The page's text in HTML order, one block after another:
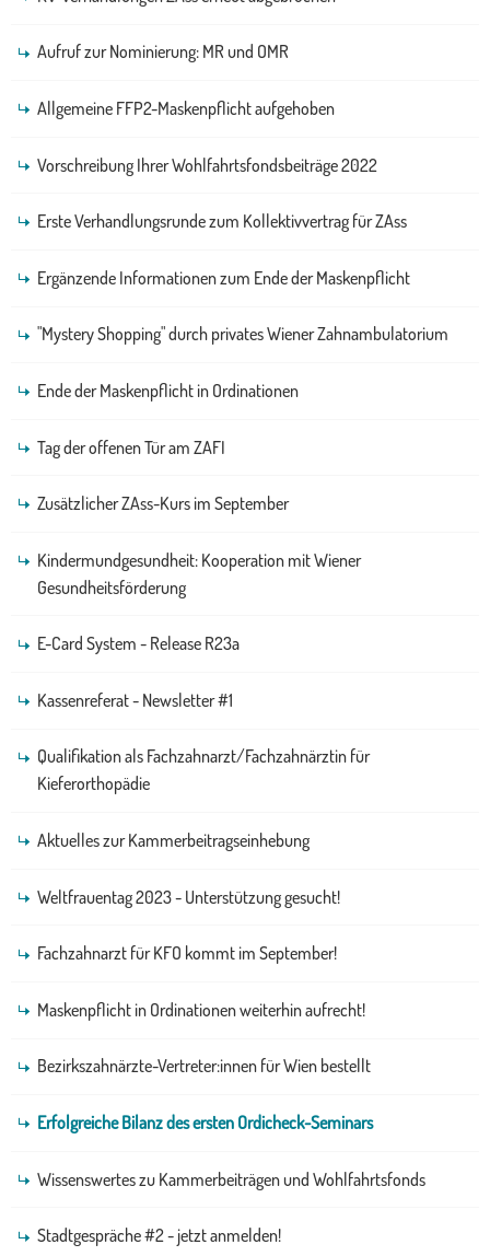
Aufruf zur Nominierung: MR und OMR
Allgemeine FFP2-Maskenpflicht aufgehoben
Vorschreibung Ihrer Wohlfahrtsfondsbeiträge 2022
Erste Verhandlungsrunde zum Kollektivvertrag für ZAss
Ergänzende Informationen zum Ende der Maskenpflicht
"Mystery Shopping" durch privates Wiener Zahnambulatorium
Ende der Maskenpflicht in Ordinationen
Tag der offenen Tür am ZAFI
Zusätzlicher ZAss-Kurs im September
Kindermundgesundheit: Kooperation mit Wiener
Gesundheitsförderung
E-Card System - Release R23a
Kassenreferat - Newsletter #1
Qualifikation als Fachzahnarzt/Fachzahnärztin für
Kieferorthopädie
Aktuelles zur Kammerbeitragseinhebung
Weltfrauentag 2023 - Unterstützung gesucht!
Fachzahnarzt für KFO kommt im September!
Maskenpflicht in Ordinationen weiterhin aufrecht!
Bezirkszahnärzte-Vertreter:innen für Wien bestellt
Erfolgreiche Bilanz des ersten Ordicheck-Seminars
Wissenswertes zu Kammerbeiträgen und Wohlfahrtsfonds
Stadtgespräche #2 - jetzt anmelden!